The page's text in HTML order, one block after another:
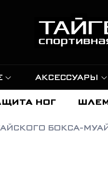
АКСЕССУАРЫ
НОГ
БОКСА-